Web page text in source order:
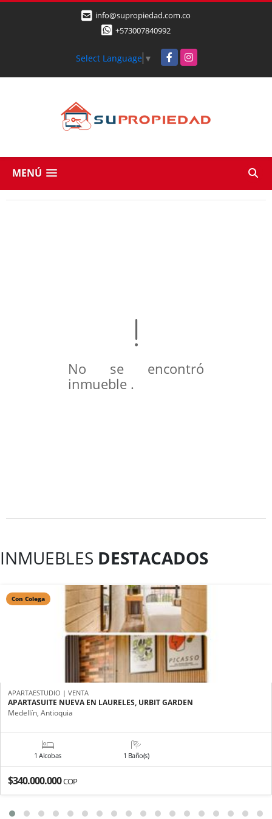
info@supropiedad.com.co
+573007840992
Select Language ▼ FacebookInstagram
MENÚ
No se encontró
inmueble .
INMUEBLES DESTACADOS
Con Colega
APARTAESTUDIO | VENTA
APARTASUITE NUEVA EN LAURELES, URBIT GARDEN
Medellín, Antioquia
1 Alcobas 1 Baño(s)
$340.000.000COP